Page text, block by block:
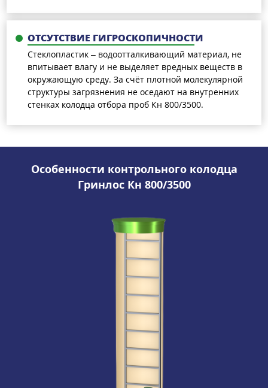
ОТСУТСТВИЕ ГИГРОСКОПИЧНОСТИ
Стеклопластик – водоотталкивающий материал, не
впитывает влагу и не выделяет вредных веществ в
окружающую среду. За счёт плотной молекулярной
структуры загрязнения не оседают на внутренних
стенках колодца отбора проб Кн 800/3500.
Особенности контрольного колодца
Гринлос Кн 800/3500